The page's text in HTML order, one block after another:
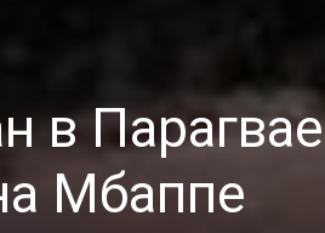
в Парагвае
Мбаппе